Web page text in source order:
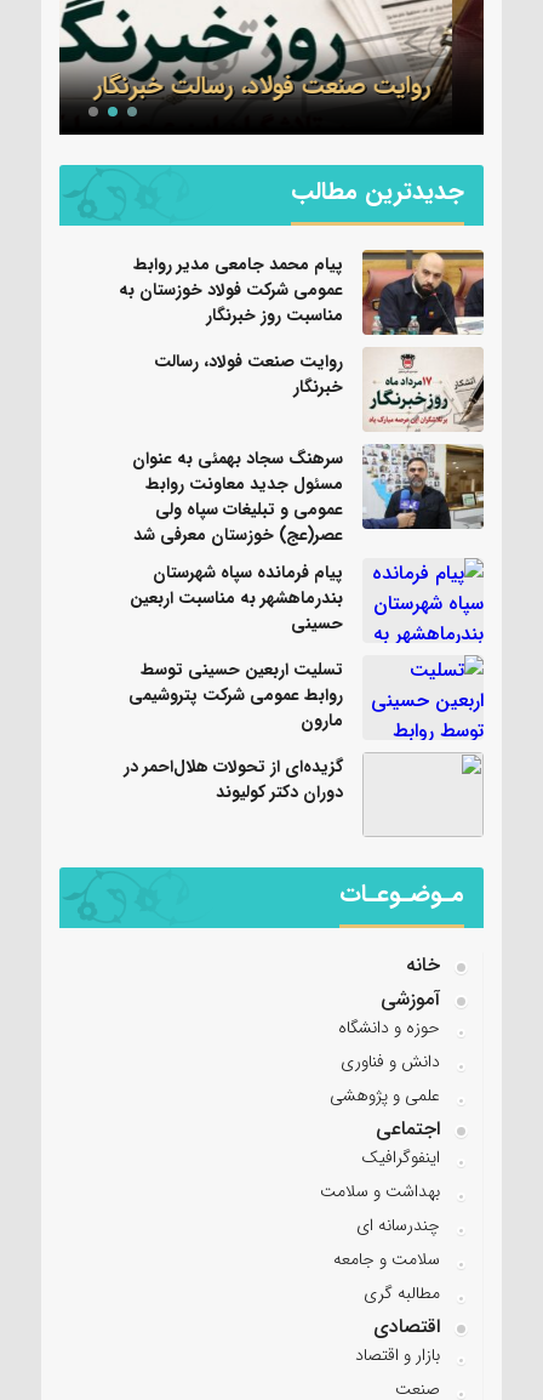
روایت صنعت فولاد،‌ رسالت خبرنگار
جدیدترین مطالب
پیام محمد جامعی مدیر روابط
عمومی شرکت فولاد خوزستان به
مناسبت روز خبرنگار
روایت صنعت فولاد،‌ رسالت
خبرنگار
سرهنگ سجاد بهمئی به عنوان
مسئول جدید معاونت روابط
عمومی و تبلیغات سپاه ولی
عصر(عج) خوزستان معرفی شد
پیام فرمانده سپاه شهرستان
بندرماهشهر به مناسبت اربعین
حسینی
تسلیت اربعین حسینی توسط
روابط عمومی شرکت پتروشیمی
مارون
گزیده‌ای از تحولات هلال‌احمر در
دوران دکتر کولیوند
مـوضـوعـات
خانه
آموزشی
حوزه و دانشگاه
دانش و فناوری
علمی و پژوهشی
اجتماعی
اینفوگرافیک
بهداشت و سلامت
چندرسانه ای
سلامت و جامعه
مطالبه گری
اقتصادی
بازار و اقتصاد
صنعت